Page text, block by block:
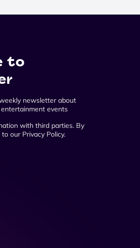
to
newsletter about
events
with third parties. By
our Privacy Policy.